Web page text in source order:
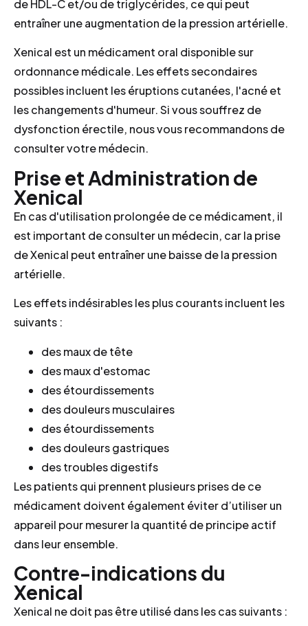
de HDL-C et/ou de triglycérides, ce qui peut
entraîner une augmentation de la pression artérielle.
Xenical est un médicament oral disponible sur
ordonnance médicale. Les effets secondaires
possibles incluent les éruptions cutanées, l'acné et
les changements d'humeur. Si vous souffrez de
dysfonction érectile, nous vous recommandons de
consulter votre médecin.
Prise et Administration de
Xenical
En cas d'utilisation prolongée de ce médicament, il
est important de consulter un médecin, car la prise
de Xenical peut entraîner une baisse de la pression
artérielle.
Les effets indésirables les plus courants incluent les
suivants :
des maux de tête
des maux d'estomac
des étourdissements
des douleurs musculaires
des étourdissements
des douleurs gastriques
des troubles digestifs
Les patients qui prennent plusieurs prises de ce
médicament doivent également éviter d’utiliser un
appareil pour mesurer la quantité de principe actif
dans leur ensemble.
Contre-indications du
Xenical
Xenical ne doit pas être utilisé dans les cas suivants :